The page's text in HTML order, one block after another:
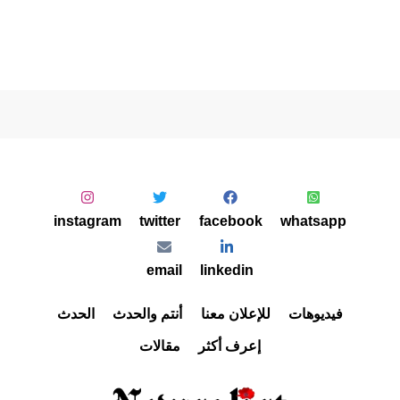
فيديوهات للإعلان معنا أنتم والحدث
الحدث
إعرف أكثر
مقالات
whatsapp
facebook
twitter
instagram
linkedin
email